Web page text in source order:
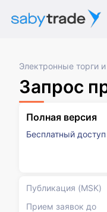
Электронные торги
Запрос
Полная версия
Бесплатный
Публикация (MSK)
Прием заявок до